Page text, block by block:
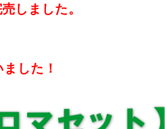
しました。
した！